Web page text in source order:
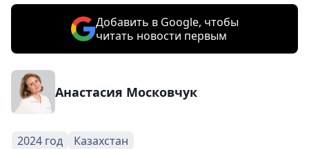
Добавить в Google, чтобы
читать новости первым
Анастасия Московчук
2024 год
Казахстан